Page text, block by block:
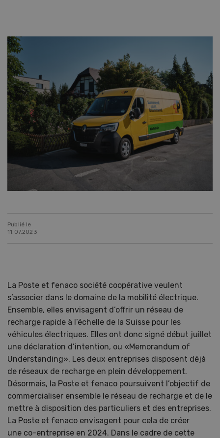
Publié le
11.07.2023
La Poste et fenaco société coopérative veulent
s’associer dans le domaine de la mobilité électrique.
Ensemble, elles envisagent d’offrir un réseau de
recharge rapide à l’échelle de la Suisse pour les
véhicules électriques. Elles ont donc signé début juillet
une déclaration d’intention, ou «Memorandum of
Understanding». Les deux entreprises disposent déjà
de réseaux de recharge en plein développement.
Désormais, la Poste et fenaco poursuivent l’objectif de
commercialiser ensemble le réseau de recharge et de le
mettre à disposition des particuliers et des entreprises.
La Poste et fenaco envisagent pour cela de créer
une co-entreprise en 2024. Dans le cadre de cette